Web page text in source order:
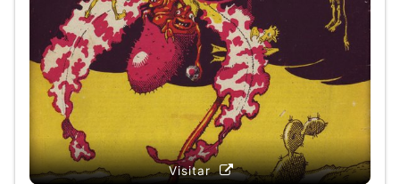
Visitar